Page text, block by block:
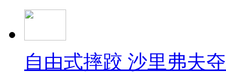
自由式摔跤 沙里弗夫